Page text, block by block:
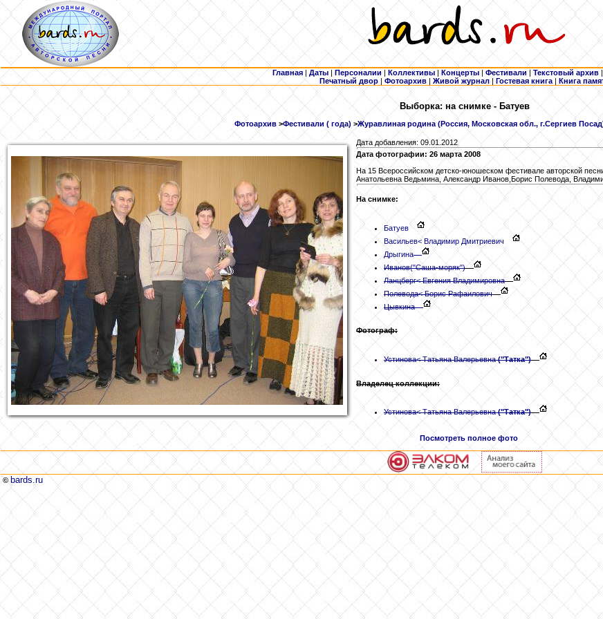
Главная | Даты | Персоналии | Коллективы | Концерты | Фестивали | Текстовый архив |
Печатный двор | Фотоархив | Живой журнал |Гостевая книга | Книга
Выборка: на снимке - Батуев
Фотоархив>Фестивали ( года) >Журавлиная родина (Россия, Московская обл., г.Сергиев
Дата добавления: 09.01.2012
Дата фотографии: 26 марта 2008
На 15 Всероссийском детско-юношеском фестивале авторской
Анатольевна Ведьмина, Александр Иванов,Борис Полевода,
На снимке:
Батуев
Васильев< Владимир Дмитриевич
Дрыгина
Иванов("Саша-моряк")
Ланцберг< Евгения Владимировна
Полевода< Борис Рафаилович
Цывкина
Фотограф:
Устинова< Татьяна Валерьевна("Татка")
Владелец коллекции:
Устинова< Татьяна Валерьевна("Татка")
Посмотреть полное фото
© bards.ru